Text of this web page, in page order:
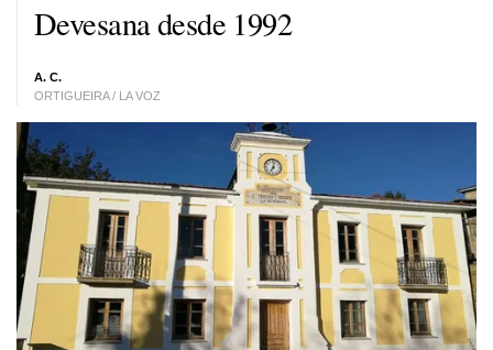
Devesana desde 1992
A. C.
ORTIGUEIRA / LA VOZ